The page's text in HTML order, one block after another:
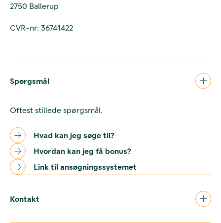
2750 Ballerup
CVR-nr: 36741422
Spørgsmål
Oftest stillede spørgsmål.
Hvad kan jeg søge til?
Hvordan kan jeg få bonus?
Link til ansøgningssystemet
Kontakt